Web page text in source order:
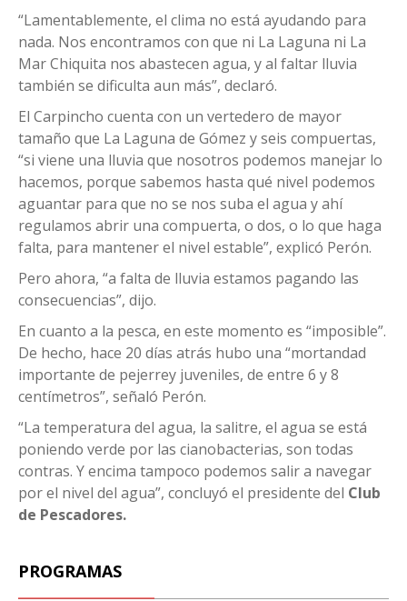
“Lamentablemente, el clima no está ayudando para
nada. Nos encontramos con que ni La Laguna ni La
Mar Chiquita nos abastecen agua, y al faltar lluvia
también se dificulta aun más”, declaró.
El Carpincho cuenta con un vertedero de mayor
tamaño que La Laguna de Gómez y seis compuertas,
“si viene una lluvia que nosotros podemos manejar lo
hacemos, porque sabemos hasta qué nivel podemos
aguantar para que no se nos suba el agua y ahí
regulamos abrir una compuerta, o dos, o lo que haga
falta, para mantener el nivel estable”, explicó Perón.
Pero ahora, “a falta de lluvia estamos pagando las
consecuencias”, dijo.
En cuanto a la pesca, en este momento es “imposible”.
De hecho, hace 20 días atrás hubo una “mortandad
importante de pejerrey juveniles, de entre 6 y 8
centímetros”, señaló Perón.
“La temperatura del agua, la salitre, el agua se está
poniendo verde por las cianobacterias, son todas
contras. Y encima tampoco podemos salir a navegar
por el nivel del agua”, concluyó el presidente del Club
de Pescadores.
PROGRAMAS